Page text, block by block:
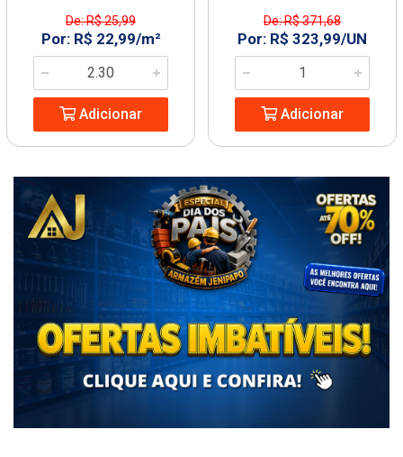
De: R$ 25,99
Por: R$ 22,99/m²
Adicionar
De: R$ 371,68
Por: R$ 323,99/UN
Adicionar